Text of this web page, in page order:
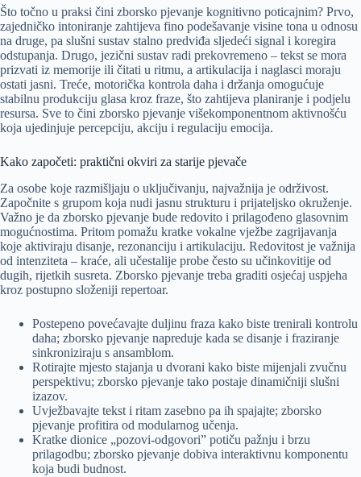
Što točno u praksi čini zborsko pjevanje kognitivno poticajnim? Prvo,
zajedničko intoniranje zahtijeva fino podešavanje visine tona u odnosu
na druge, pa slušni sustav stalno predviđa sljedeći signal i koregira
odstupanja. Drugo, jezični sustav radi prekovremeno – tekst se mora
prizvati iz memorije ili čitati u ritmu, a artikulacija i naglasci moraju
ostati jasni. Treće, motorička kontrola daha i držanja omogućuje
stabilnu produkciju glasa kroz fraze, što zahtijeva planiranje i podjelu
resursa. Sve to čini zborsko pjevanje višekomponentnom aktivnošću
koja ujedinjuje percepciju, akciju i regulaciju emocija.
Kako započeti: praktični okviri za starije pjevače
Za osobe koje razmišljaju o uključivanju, najvažnija je održivost.
Započnite s grupom koja nudi jasnu strukturu i prijateljsko okruženje.
Važno je da zborsko pjevanje bude redovito i prilagođeno glasovnim
mogućnostima. Pritom pomažu kratke vokalne vježbe zagrijavanja
koje aktiviraju disanje, rezonanciju i artikulaciju. Redovitost je važnija
od intenziteta – kraće, ali učestalije probe često su učinkovitije od
dugih, rijetkih susreta. Zborsko pjevanje treba graditi osjećaj uspjeha
kroz postupno složeniji repertoar.
Postepeno povećavajte duljinu fraza kako biste trenirali kontrolu
daha; zborsko pjevanje napreduje kada se disanje i fraziranje
sinkroniziraju s ansamblom.
Rotirajte mjesto stajanja u dvorani kako biste mijenjali zvučnu
perspektivu; zborsko pjevanje tako postaje dinamičniji slušni
izazov.
Uvježbavajte tekst i ritam zasebno pa ih spajajte; zborsko
pjevanje profitira od modularnog učenja.
Kratke dionice „pozovi-odgovori” potiču pažnju i brzu
prilagodbu; zborsko pjevanje dobiva interaktivnu komponentu
koja budi budnost.